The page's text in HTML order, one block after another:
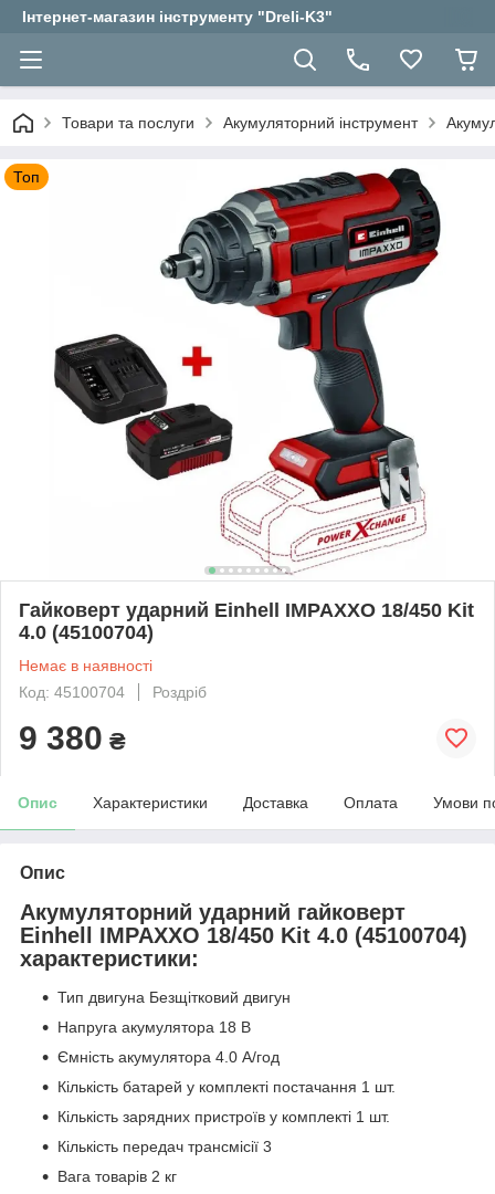
Інтернет-магазин інструменту "Dreli-K3"
Товари та послуги Акумуляторний інструмент
Топ
Гайковерт ударний Einhell IMPAXXO 18/450 Kit
4.0 (45100704)
Немає в наявності
Код: 45100704
Роздріб
9 380 ₴
Опис Характеристики Доставка Оплата Умови
Опис
Акумуляторний ударний гайковерт
Einhell IMPAXXO 18/450 Kit 4.0 (45100704)
характеристики:
Тип двигуна Безщітковий двигун
Напруга акумулятора 18 В
Ємність акумулятора 4.0 А/год
Кількість батарей у комплекті постачання 1 шт.
Кількість зарядних пристроїв у комплекті 1 шт.
Кількість передач трансмісії 3
Вага товарів 2 кг